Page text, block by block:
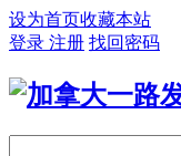
设为首页收藏本站
登录 注册 找回密码